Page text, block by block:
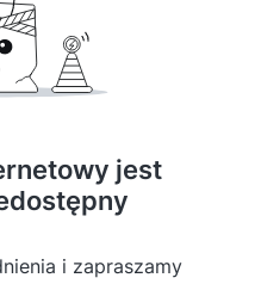
jest
i zapraszamy